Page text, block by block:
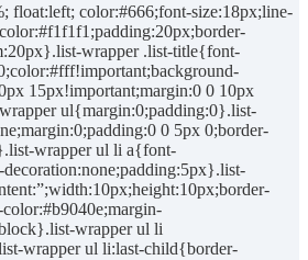
float:left; color:#666;font-size:18px;line-
wrapper .list-title{font-
15px!important;margin:0 0 10px
ul{margin:0;padding:0}.list-
0 5px 0;border-
wrapper ul li a{font-
wrapper ul li
wrapper ul li:last-child{border-